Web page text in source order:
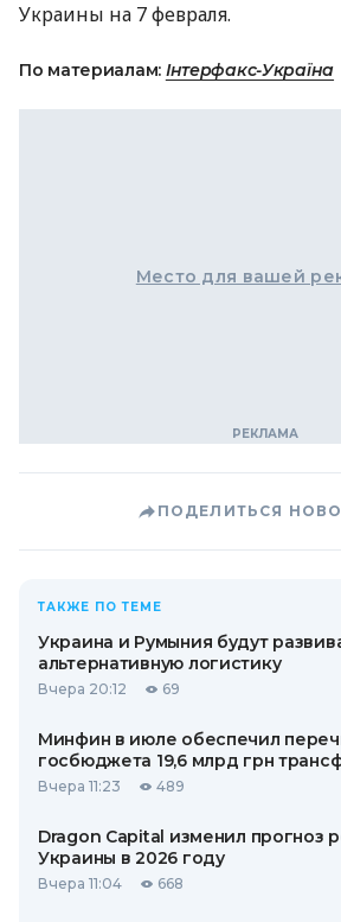
Украины на 7 февраля.
По материалам: Інтерфакс-Україна
Место для вашей
ПОДЕЛИТЬСЯ
ТАКЖЕ ПО ТЕМЕ
Украина и Румыния будут
альтернативную логистику
Вчера 20:12 69
Минфин в июле обеспечил
госбюджета 19,6 млрд грн
Вчера 11:23 489
Dragon Capital изменил прогноз
Украины в 2026 году
Вчера 11:04 668